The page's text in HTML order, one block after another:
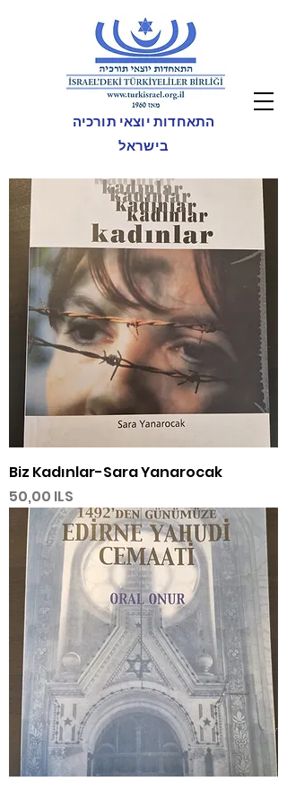
התאחדות יוצאי תורכיה
בישראל
Biz Kadınlar-Sara Yanarocak
Precio
50,00 ILS